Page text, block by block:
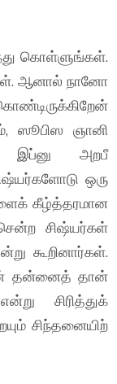
கொள்ளுங்கள்.
ஆனால் நானோ
ஸூபிஸ ஞானி
இப்னு அறபீ
ஒரு
கீழ்த்தரமான
சிஷ்யர்கள்
கூறினார்கள்.
தன்னைத் தான்
சிரித்துக்
சிந்தனையிற்